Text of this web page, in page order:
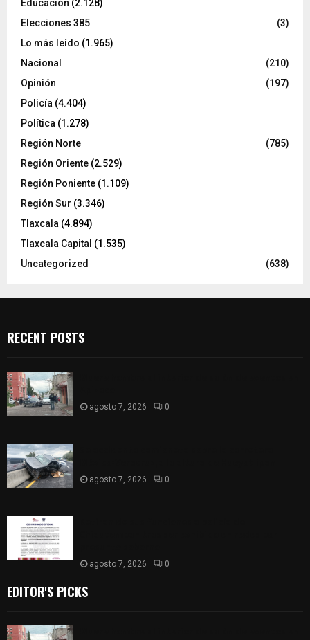
Educación (2.128)
Elecciones 385
(3)
Lo más leído (1.965)
Nacional
(210)
Opinión
(197)
Policía (4.404)
Política (1.278)
Región Norte
(785)
Región Oriente (2.529)
Región Poniente (1.109)
Región Sur (3.346)
Tlaxcala (4.894)
Tlaxcala Capital (1.535)
Uncategorized
(638)
RECENT POSTS
agosto 7, 2026 0
agosto 7, 2026 0
agosto 7, 2026 0
EDITOR'S PICKS